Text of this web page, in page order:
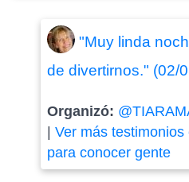
"Muy linda
de divertirnos." (02/
Organizó:
Ver más
para conocer gente